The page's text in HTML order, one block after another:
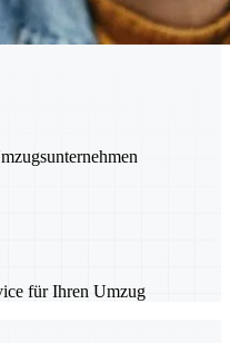
für Ihren Umzug